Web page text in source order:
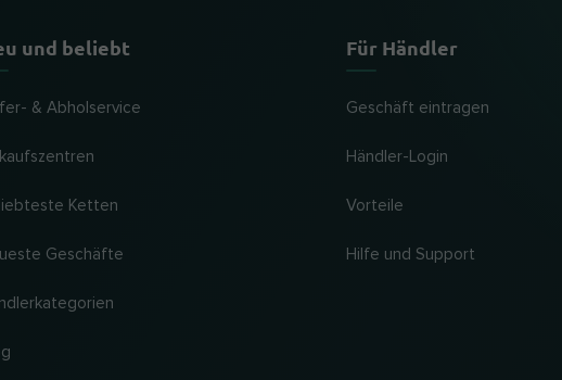
und beliebt
& Abholservice
Ketten
Geschäfte
Für Händler
Geschäft eintragen
Händler-Login
Vorteile
Hilfe und Support